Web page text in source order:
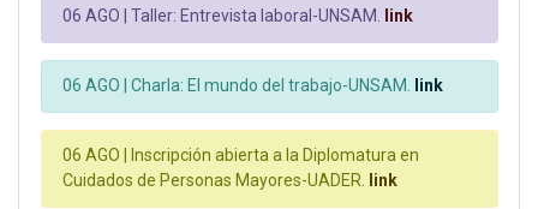
06 AGO | Taller: Entrevista laboral-UNSAM. link
06 AGO | Charla: El mundo del trabajo-UNSAM. link
06 AGO |
Inscripción abierta a la Diplomatura en
Cuidados de Personas Mayores-UADER. link